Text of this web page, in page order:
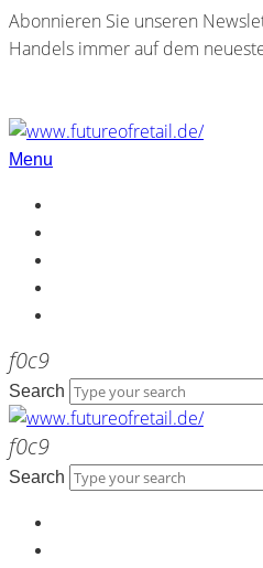
Abonnieren Sie unseren
Handels immer auf dem
Menu
Search
Search